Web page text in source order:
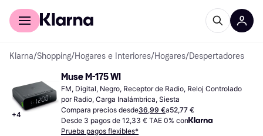
Comprar con Klarna
Klarna/Shopping/Hogares e Interiores/Hogares/Despertadores
+4
Muse M-175 WI
FM, Digital, Negro, Receptor de Radio, Reloj Controlado
por Radio, Carga Inalámbrica, Siesta
Compara precios desde36,99 €a52,77 €
Desde 3 pagos de 12,33 € TAE 0% con
Prueba pagos flexibles*